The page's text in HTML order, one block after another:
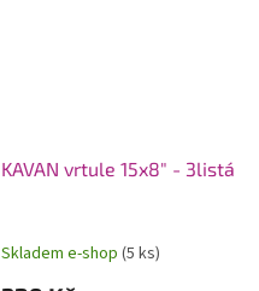
KAVAN vrtule 15x8" - 3listá
Skladem e-shop (5 ks)